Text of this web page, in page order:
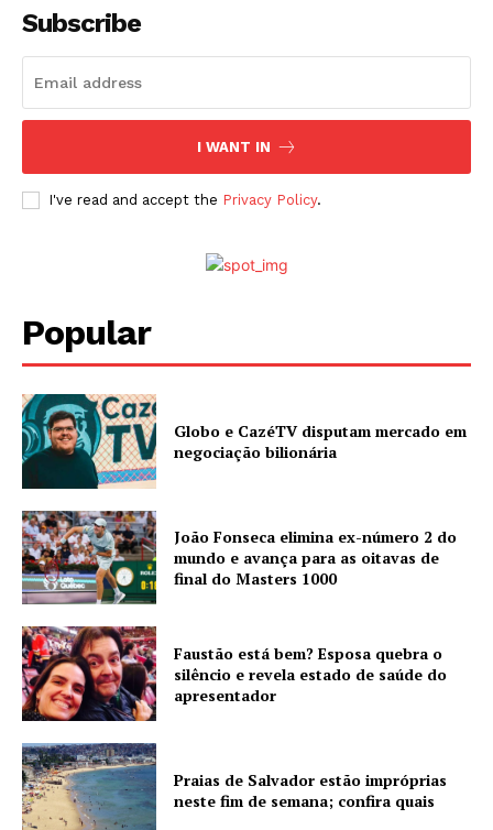
Subscribe
I WANT IN
I've read and accept the Privacy Policy.
Popular
Globo e CazéTV disputam mercado em
negociação bilionária
João Fonseca elimina ex-número 2 do
mundo e avança para as oitavas de
final do Masters 1000
Faustão está bem? Esposa quebra o
silêncio e revela estado de saúde do
apresentador
Praias de Salvador estão impróprias
neste fim de semana; confira quais